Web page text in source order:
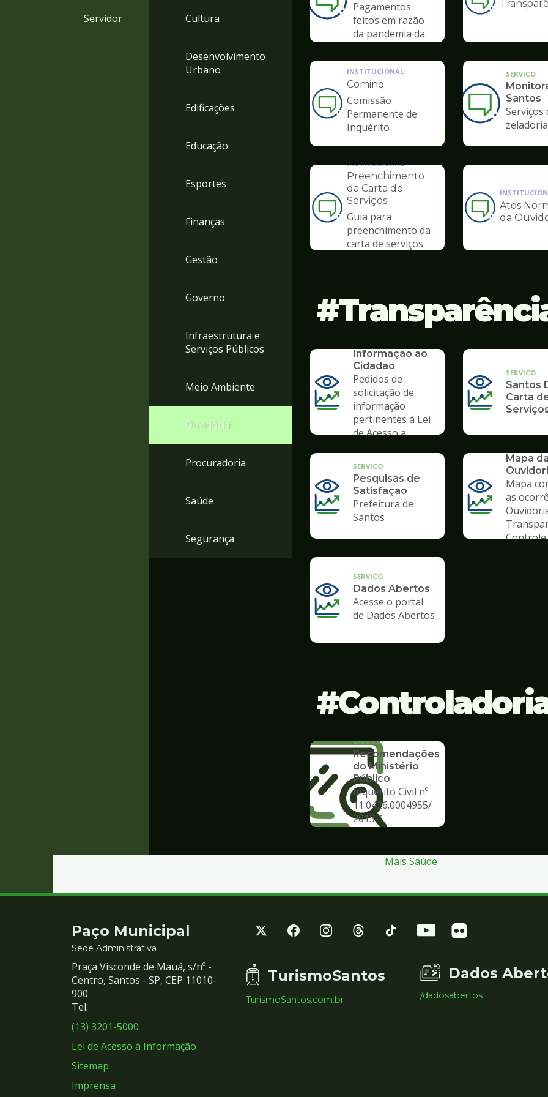
Servidor Cultura
Desenvolvimento
Urbano
Edificações
Educação
Esportes
Finanças
Gestão
Governo
Infraestrutura e
Serviços Públicos
Meio Ambiente
Ouvidoria
Procuradoria
Saúde
Segurança
Pagamentos
feitos em razão
da pandemia da
Ilustração
da
de
Ouvidoria
Ilustração
da
de
Ouvidoria
INSTITUCIONAL
Cominq
Comissão
Permanente de
Inquérito
SERVICO
Santos
Serviços
zeladoria
Ilustração
da
pagina
de
INSTITUCIONAL
Preenchimento
da Carta de
Serviços
Guia para
preenchimento da
carta de serviços
Ilustração
da
de
Atos
da
Informação ao
Cidadão
Pedidos de
solicitação de
informação
pertinentes à Lei
de Acesso a
SERVICO
Santos
Carta
SERVICO
Pesquisas de
Satisfação
Prefeitura de
Santos
Mapa
Mapa
as
Controle
SERVICO
Dados Abertos
Acesse o portal
de Dados Abertos
SERVICO
Recomendações
do Ministério
Público
Inquérito Civil nº
11.0426.0004955/
2013-1
Mais Saúde
Contato
e
Redes
Sociais
Paço Municipal
Sede Administrativa
Praça Visconde de Mauá, s/nº -
Centro, Santos - SP, CEP 11010-
900
Tel:
(13) 3201-5000
Lei de Acesso à Informação
Sitemap
Imprensa
TurismoSantos
TurismoSantos.com.br
Dados
/dadosabertos